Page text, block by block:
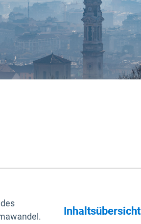
Inhaltsübersicht